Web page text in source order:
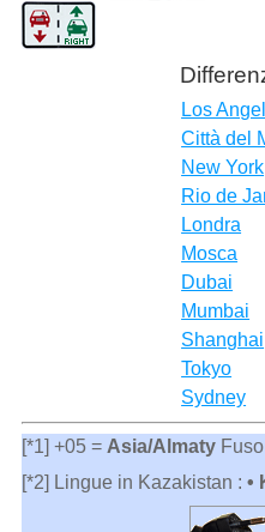
Los
Città del
New York
Rio de
Londra
Mosca
Dubai
Mumbai
Shanghai
Tokyo
Sydney
[*1] +05 = Asia/AlmatyFuso
[*2] Lingue in Kazakistan : •